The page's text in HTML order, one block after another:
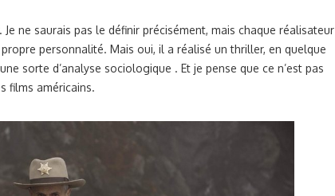
ne saurais pas le définir précisément, mais chaque réalisateur
personnalité. Mais oui, il a réalisé un thriller, en quelque
sorte d’analyse sociologique . Et je pense que ce n’est pas
films américains.